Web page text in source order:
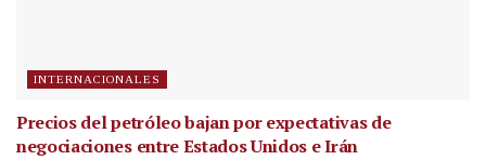
INTERNACIONALES
Precios del petróleo bajan por expectativas de
negociaciones entre Estados Unidos e Irán